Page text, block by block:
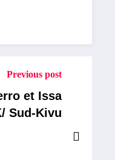
Previous post
et Issa
Sud-Kivu